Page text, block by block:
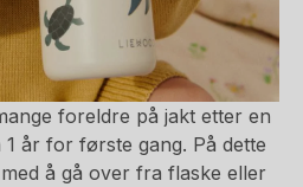
foreldre på jakt etter en
år for første gang. På dette
å gå over fra flaske eller